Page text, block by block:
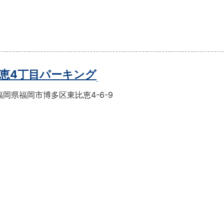
4丁目パーキング
岡県福岡市博多区東比恵4-6-9